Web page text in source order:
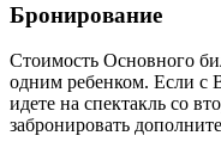
Бронирование
Стоимость Основного
одним ребенком. Если с
идете на спектакль со
забронировать